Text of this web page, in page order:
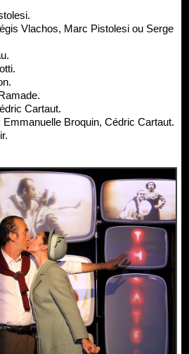
Vlachos, Marc Pistolesi ou Serge
Cartaut.
Broquin, Cédric Cartaut.